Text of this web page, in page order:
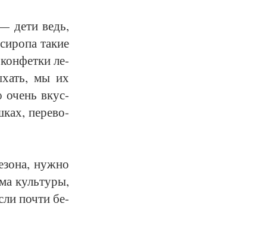
де­ти ведь,
та­кие
ле­
мы их
очень вкус­
пе­ре­во­
нуж­но
куль­ту­ры,
поч­ти бе­